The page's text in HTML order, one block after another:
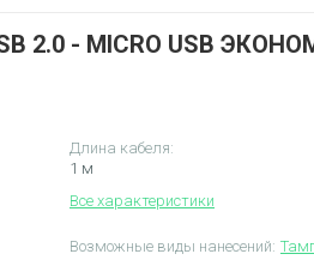
2.0 - MICRO USB
Длина кабеля:
1 м
Все характеристики
Возможные виды нанесений: